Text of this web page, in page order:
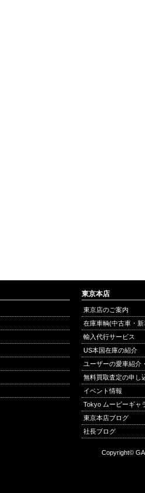
東京本店
東京店のご案内
在庫車輌(中古車・
輸入代行サービス
US本国在庫の紹介
ユーザーの愛車紹介
無料買取査定の申し
イベント情報
Tokyo ムービーギャ
東京本店ブログ
社長ブログ
Copyright©